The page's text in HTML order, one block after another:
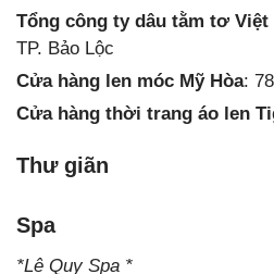
Tổng công ty dâu tằm tơ Việt
TP. Bảo Lộc
Cửa hàng len móc Mỹ Hòa:
Cửa hàng thời trang áo len
Thư giãn
Spa
*Lê Quy Spa *